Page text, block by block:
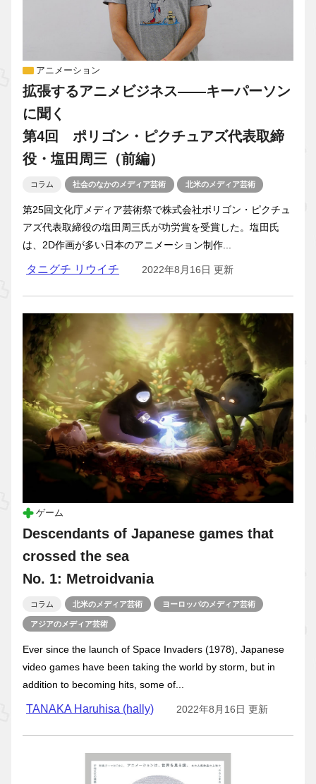
アニメーション
拡張するアニメビジネス――キーパーソン
に聞く
第4回 ポリゴン・ピクチュアズ代表取締
役・塩田周三（前編）
コラム 社会のなかのメディア芸術 北米のメディア芸術
第25回文化庁メディア芸術祭で株式会社ポリゴン・ピクチュ
アズ代表取締役の塩田周三氏が功労賞を受賞した。塩田氏
は、2D作画が多い日本のアニメーション制作...
タニグチ リウイチ 2022年8月16日 更新
ゲーム
Descendants of Japanese games that
crossed the sea
No. 1: Metroidvania
コラム 北米のメディア芸術 ヨーロッパのメディア芸術
アジアのメディア芸術
Ever since the launch of Space Invaders (1978), Japanese
video games have been taking the world by storm, but in
addition to becoming hits, some of...
TANAKA Haruhisa (hally) 2022年8月16日 更新